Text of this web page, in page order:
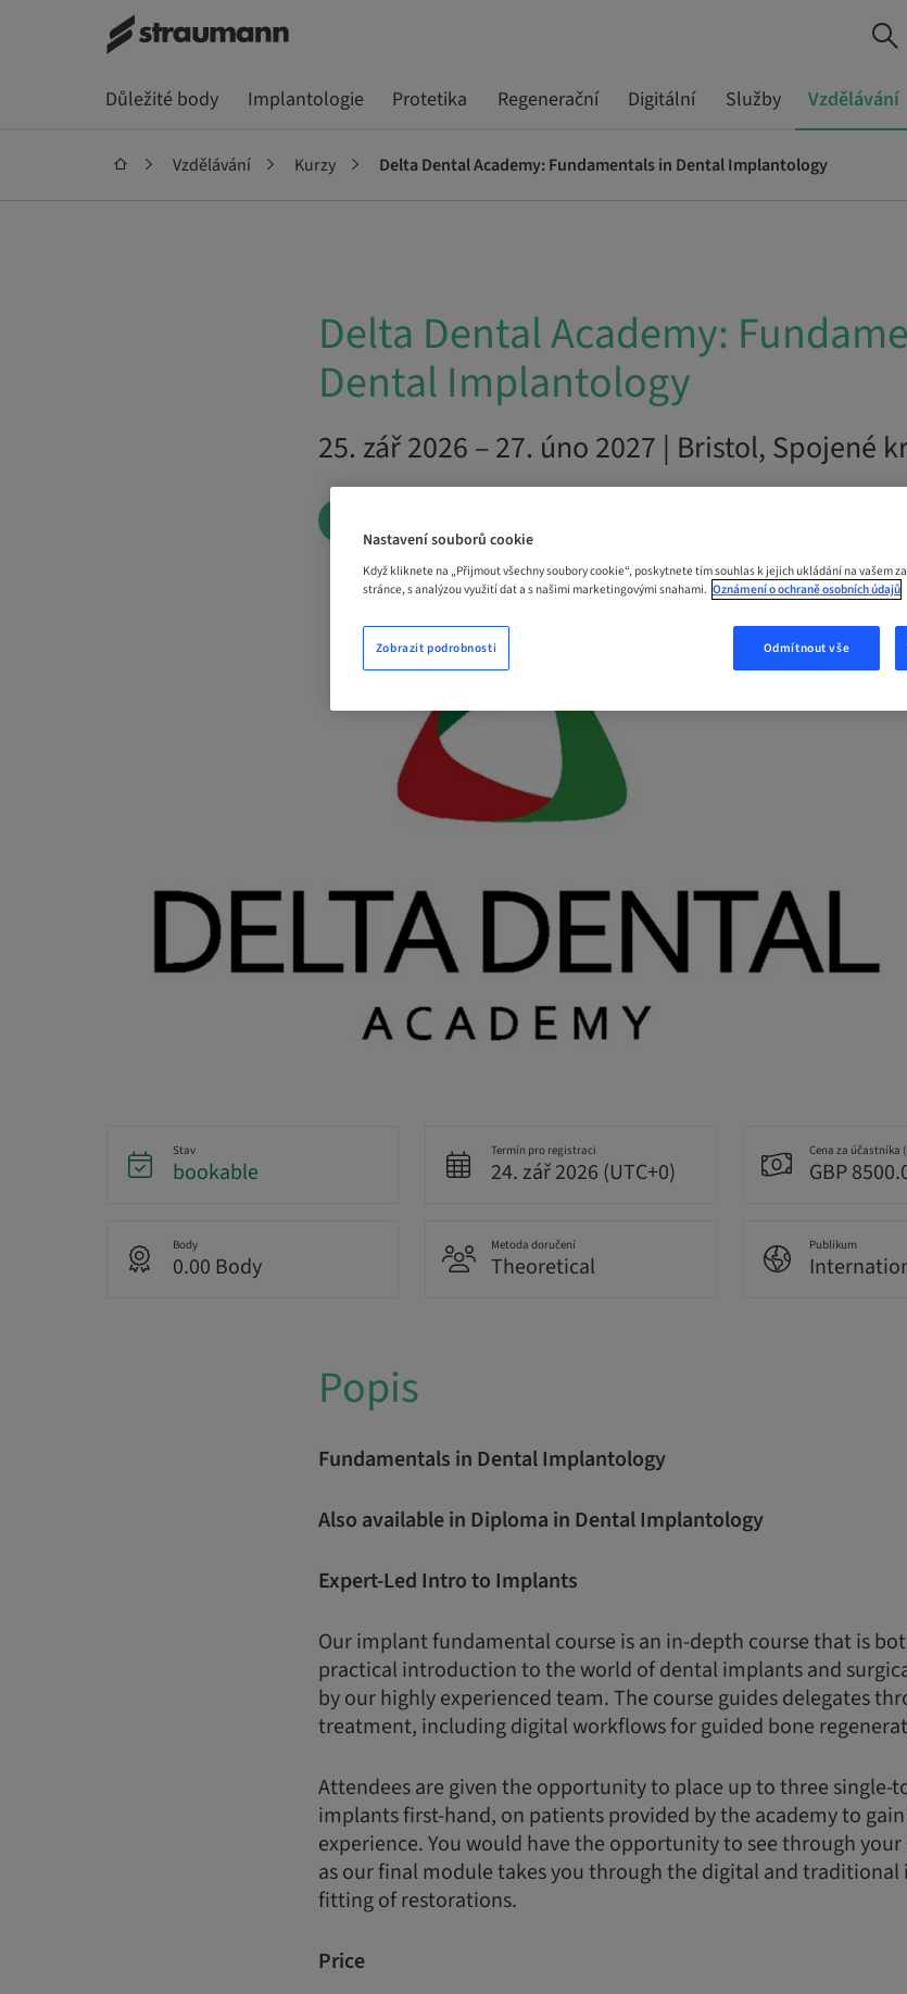
Důležité body Implantologie Protetika Regenerační Digitální Služby Vzdělávání
Vzdělávání Kurzy Delta Dental Academy: Fundamentals in Dental Implantology
Delta Dental Academy:
Dental Implantology
25. zář 2026 – 27. úno 2027 | Bristol, Spojené
Stav
bookable
Termín pro registraci
24. zář 2026 (UTC+0)
Cena za účastníka
GBP
Body
0.00 Body
Metoda doručení
Theoretical
Publikum
Popis
Fundamentals in Dental Implantology
Also available in Diploma in Dental Implantology
Expert-Led Intro to Implants
Our implant fundamental course is an in-depth course that is
practical introduction to the world of dental implants and
by our highly experienced team. The course guides delegates
treatment, including digital workflows for guided bone
Attendees are given the opportunity to place up to three single-
implants first-hand, on patients provided by the academy to
experience. You would have the opportunity to see through
as our final module takes you through the digital and
fitting of restorations.
Price
Nastavení souborů cookie
Když kliknete na „Přijmout všechny soubory cookie“, poskytnete tím souhlas k jejich ukládání na vašem
stránce, s analýzou využití dat a s našimi marketingovými snahami. Oznámení o ochraně osobních údajů
Odmítnout vše
Zobrazit podrobnosti